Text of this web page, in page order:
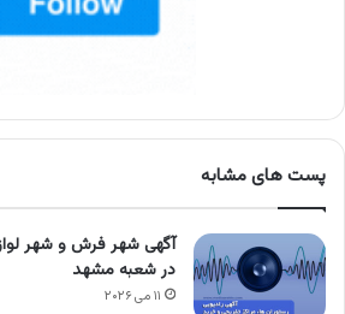
پست های مشابه
آگهی شهر فرش و شهر
در شعبه مشهد
۱۱ می ۲۰۲۶